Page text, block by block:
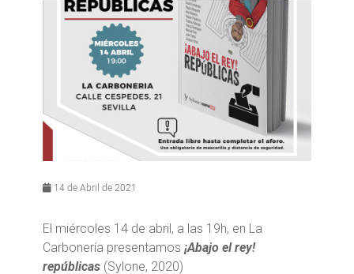
14 de Abril de 2021
El miércoles 14 de abril, a las 19h, en La
Carbonería presentamos ¡Abajo el rey!
repúblicas (Sylone, 2020)